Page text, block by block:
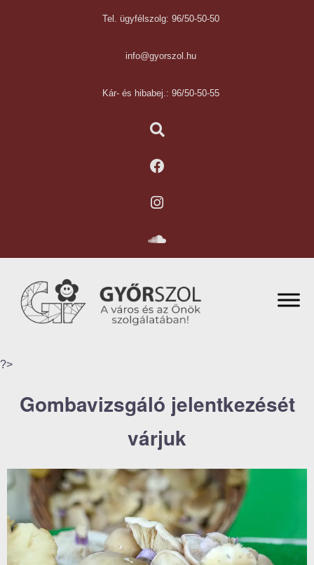
Tel. ügyfélszolg: 96/50-50-50
info@gyorszol.hu
Kár- és hibabej.: 96/50-50-55
?>
Gombavizsgáló jelentkezését
várjuk